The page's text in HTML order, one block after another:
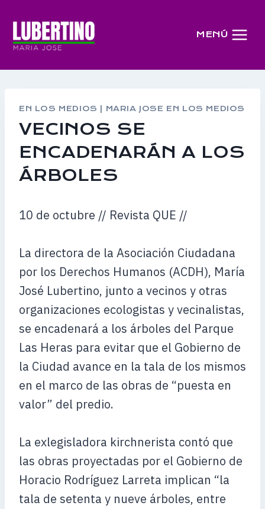
contenido
MENÚ
EN LOS MEDIOS MARIA JOSE EN LOS MEDIOS
VECINOS SE
ENCADENARÁN A LOS
ÁRBOLES
10 de octubre // Revista QUE //
La directora de la Asociación Ciudadana
por los Derechos Humanos (ACDH), María
José Lubertino, junto a vecinos y otras
organizaciones ecologistas y vecinalistas,
se encadenará a los árboles del Parque
Las Heras para evitar que el Gobierno de
la Ciudad avance en la tala de los mismos
en el marco de las obras de “puesta en
valor” del predio.
La exlegisladora kirchnerista contó que
las obras proyectadas por el Gobierno de
Horacio Rodríguez Larreta implican “la
tala de setenta y nueve árboles, entre